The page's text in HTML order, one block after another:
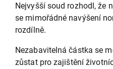
Nejvyšší soud rozhodl, že
se mimořádné navýšení
rozdílně.
Nezabavitelná částka se
zůstat pro zajištění